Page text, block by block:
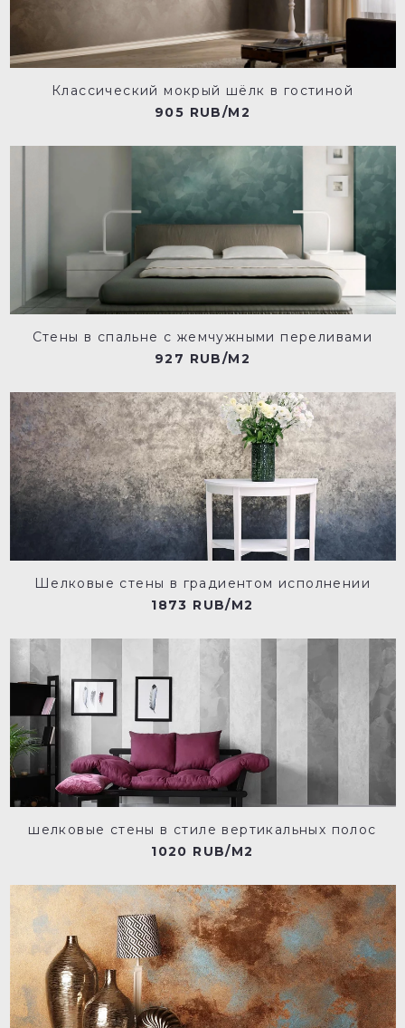
Классический мокрый шёлк в гостиной
905 RUB/M2
Стены в спальне с жемчужными переливами
927 RUB/M2
Шелковые стены в градиентом исполнении
1873 RUB/M2
шелковые стены в стиле вертикальных полос
1020 RUB/M2